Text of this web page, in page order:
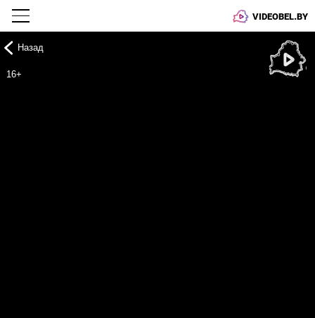
VIDEOBEL.BY
Назад
16+